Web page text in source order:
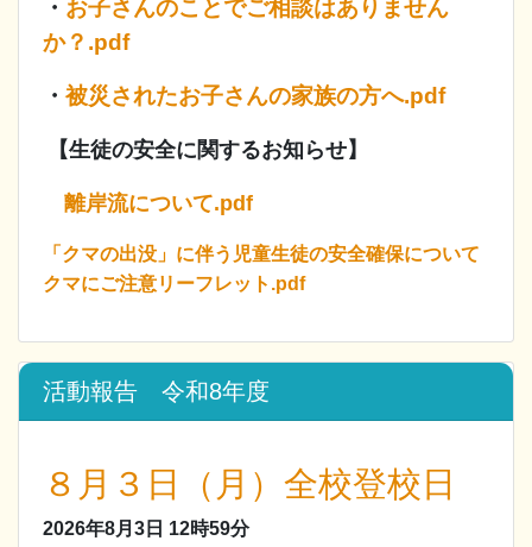
・ お子さんのことでご相談はありません
か？.pdf
・被災されたお子さんの家族の方へ.pdf
【生徒の安全に関するお知らせ】
離岸流について.pdf
「クマの出没」に伴う児童生徒の安全確保について
クマにご注意リーフレット.pdf
活動報告 令和8年度
８月３日（月）全校登校日
2026年8月3日 12時59分